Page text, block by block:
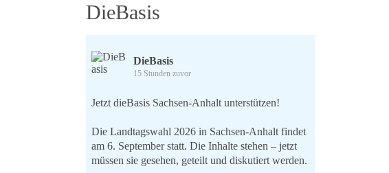
DieBasis
DieBasis
15 Stunden zuvor
Jetzt dieBasis Sachsen-Anhalt unterstützen!
Die Landtagswahl 2026 in Sachsen-Anhalt findet
am 6. September statt. Die Inhalte stehen – jetzt
müssen sie gesehen, geteilt und diskutiert werden.